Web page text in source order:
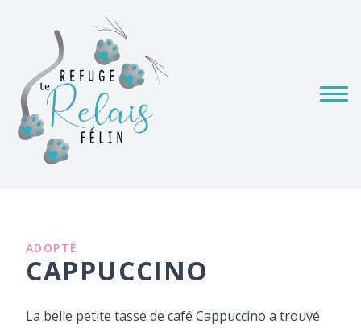
ADOPTÉ
CAPPUCCINO
La belle petite tasse de café Cappuccino a trouvé